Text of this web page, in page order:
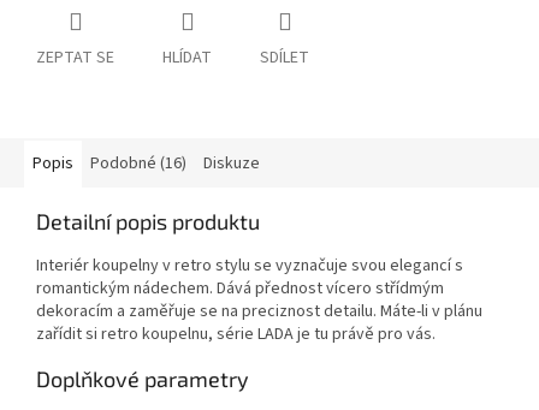
ZEPTAT SE HLÍDAT SDÍLET
Popis Podobné (16) Diskuze
Detailní popis produktu
Interiér koupelny v retro stylu se vyznačuje svou elegancí s
romantickým nádechem. Dává přednost vícero střídmým
dekoracím a zaměřuje se na preciznost detailu. Máte-li v plánu
zařídit si retro koupelnu, série LADA je tu právě pro vás.
Doplňkové parametry